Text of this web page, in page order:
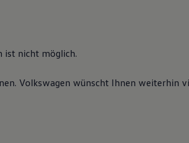
ist nicht möglich.
Volkswagen wünscht Ihnen weiterhin